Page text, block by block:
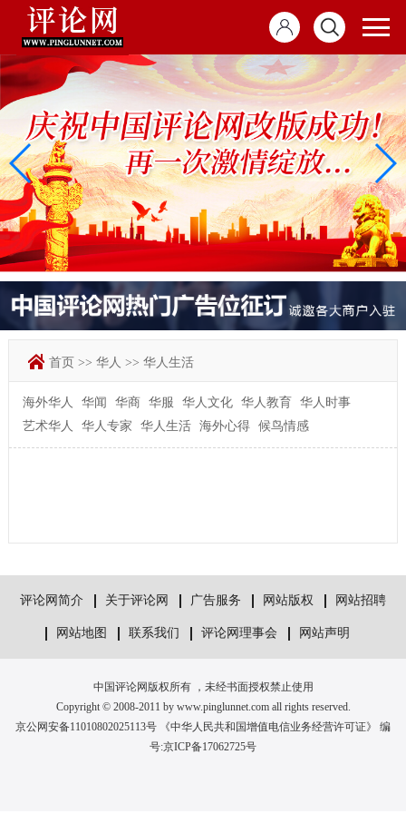
首页 >> 华人 >> 华人生活
海外华人 华闻 华商 华服 华人文化 华人教育
华人时事
艺术华人
华人专家 华人生活 海外心得 候鸟情感
评论网简介 关于评论网 广告服务 网站版权 网站招聘
网站地图 联系我们 评论网理事会 网站声明
中国评论网版权所有 ，未经书面授权禁止使用
Copyright © 2008-2011 by www.pinglunnet.com all rights reserved.
京公网安备11010802025113号 《中华人民共和国增值电信业务经营许可证》 编
号:京ICP备17062725号